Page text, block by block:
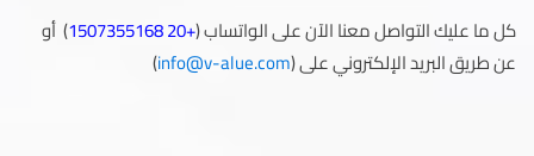
كل ما عليك التواصل معنا الآن على الواتساب (+20 1507355168
) أو
عن طريق البريد الإلكتروني على (info@v-alue.com
)